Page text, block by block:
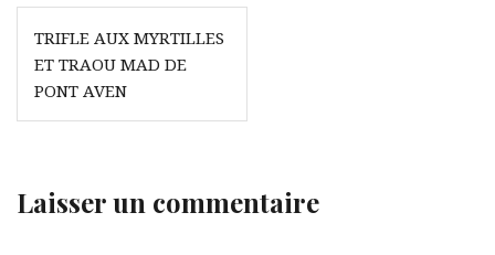
Navigation
de
l’article
TRIFLE AUX MYRTILLES
ET TRAOU MAD DE
PONT AVEN
Laisser un commentaire